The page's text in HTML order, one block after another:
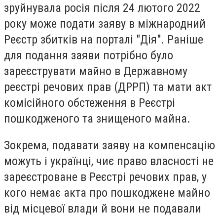
зруйнувала росія після 24 лютого 2022
року може подати заяву в міжнародний
Реєстр збитків на порталі "Дія". Раніше
для подання заяви потрібно було
зареєструвати майно в Державному
реєстрі речових прав (ДРРП) та мати акт
комісійного обстеження в Реєстрі
пошкодженого та знищеного майна.
Зокрема, подавати заяву на компенсацію
можуть і українці, чиє право власності не
зареєстроване в Реєстрі речових прав, у
кого немає акта про пошкоджене майно
від місцевої влади й вони не подавали